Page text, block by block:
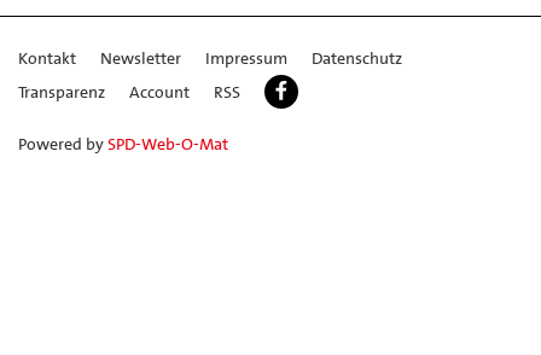
Kontakt Newsletter Impressum
Datenschutz
Transparenz
Account RSS
Powered bySPD-Web-O-Mat